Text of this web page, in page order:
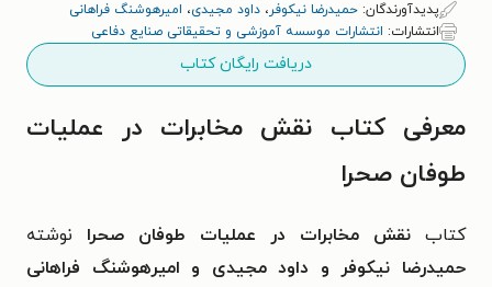
پدیدآورندگان: حمیدرضا نیکوفر، داود مجیدی، امیرهوشنگ فراهانی
انتشارات: انتشارات موسسه آموزشی و تحقیقاتی صنایع دفاعی
دریافت رایگان کتاب
معرفی کتاب نقش مخابرات در عملیات
طوفان صحرا
کتاب نقش مخابرات در عملیات طوفان صحرا نوشته
حمیدرضا نیکوفر و داود مجیدی و امیرهوشنگ فراهانی